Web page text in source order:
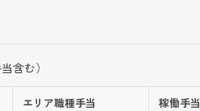
含む）
エリア職種手当 稼働手当